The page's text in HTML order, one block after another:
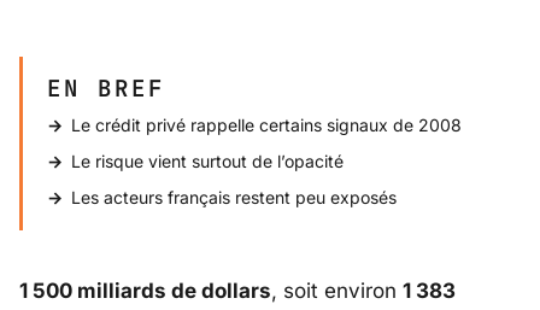
EN BREF
Le crédit privé rappelle certains signaux de 2008
Le risque vient surtout de l’opacité
Les acteurs français restent peu exposés
1 500 milliards de dollars, soit environ 1 383